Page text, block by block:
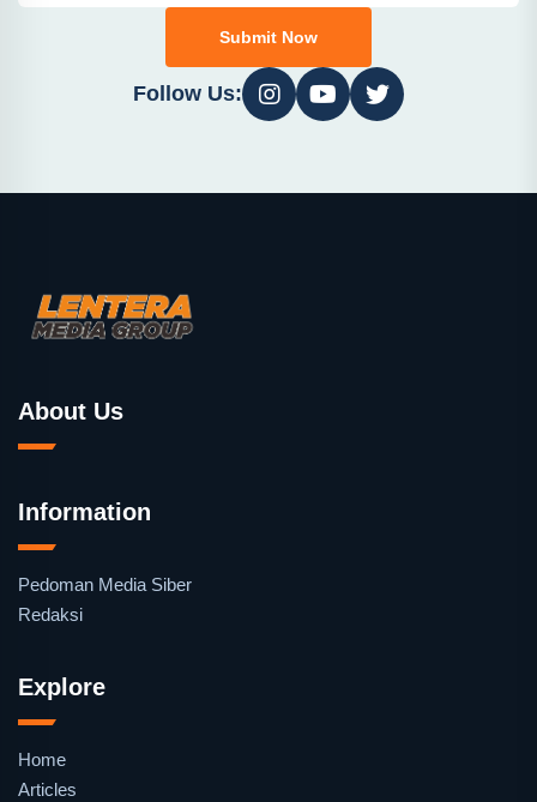
Submit Now
Follow Us:
About Us
Information
Pedoman Media Siber
Redaksi
Explore
Home
Articles